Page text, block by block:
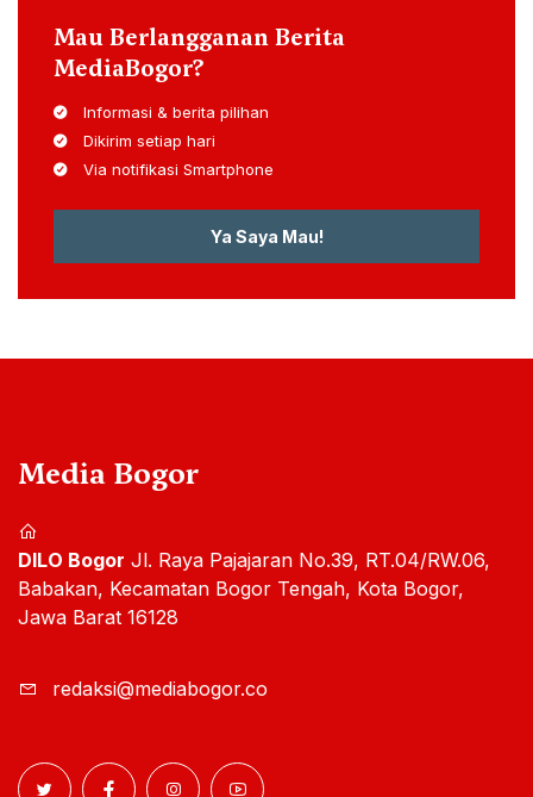
Mau Berlangganan Berita
MediaBogor?
Informasi & berita pilihan
Dikirim setiap hari
Via notifikasi Smartphone
Ya Saya Mau!
Media Bogor
DILO Bogor Jl. Raya Pajajaran No.39, RT.04/RW.06,
Babakan, Kecamatan Bogor Tengah, Kota Bogor,
Jawa Barat 16128
redaksi@mediabogor.co